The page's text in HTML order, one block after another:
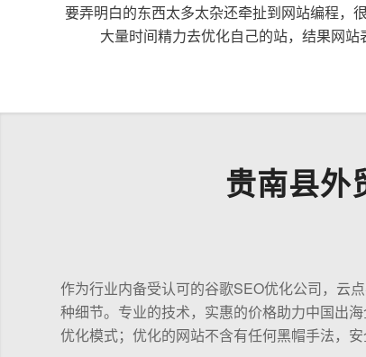
要弄明白的东西太多太杂还牵扯到网站编程，
大量时间精力去优化自己的站，结果网
贵南县外
作为行业内备受认可的谷歌SEO优化公司，云
种细节。专业的技术，实惠的价格助力中国出
优化模式；优化的网站不含有任何黑帽手法，安